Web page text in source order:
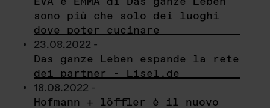
sono più che solo dei luoghi
dove poter cucinare
23.08.2022 -
Das ganze Leben espande la rete
dei partner - Lisel.de
18.08.2022 -
Hofmann + löffler è il nuovo